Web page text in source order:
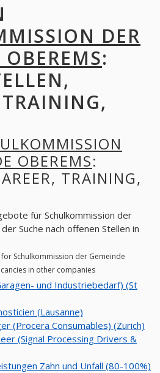
DER
:
OBEREMS:
TRAINING,
für Schulkommission der
Suche nach offenen Stellen in
Schulkommission der Gemeinde
in other companies
und Industriebedarf) (St
(Lausanne)
(Procera Consumables) (Zurich)
(Signal Processing Drivers &
Zahn und Unfall (80-100%)